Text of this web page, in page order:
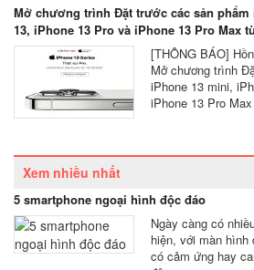
Mở chương trình Đặt trước các sản phẩm
13, iPhone 13 Pro và iPhone 13 Pro Max
[THÔNG BÁO]
Mở chương trình
iPhone 13 mini,
iPhone 13 Pro
Xem nhiều nhất
5 smartphone ngoại hình độc đáo
Ngày càng có
hiện, với màn hình
có cảm ứng hay